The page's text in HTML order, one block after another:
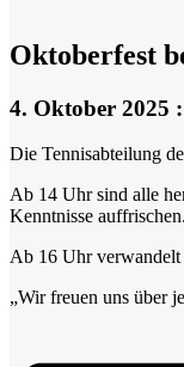
Oktoberfest
4. Oktober 2025
Die Tennisabteilung
Ab 14 Uhr sind alle
Kenntnisse auffrischen.
Ab 16 Uhr verwandelt
„Wir freuen uns über